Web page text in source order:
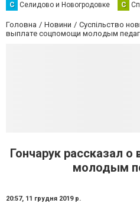
С Селидово и Новогродовке С
Головна Новини Суспільство
выплате соцпомощи молодым
Гончарук рассказал
молодым
20:57, 11 грудня 2019 р.